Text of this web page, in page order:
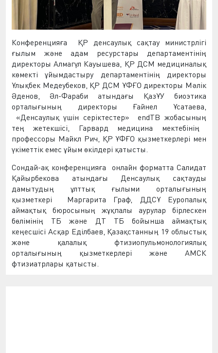
Конференцияға ҚР денсаулық сақтау министрлігі
ғылым және адам ресурстары департаментінің
директоры Алмагүл Кауышева, ҚР ДСМ медициналық
көмекті ұйымдастыру департаментінің директоры
Ұлықбек Медеубеков, ҚР ДСМ ҰФҒО директоры Мәлік
Әденов, Әл-Фараби атындағы ҚазҰУ биоэтика
орталығының директоры Ғайнел Ұсатаева,
«Денсаулық үшін серіктестер»
endTB жобасының
тең жетекшісі, Гарвард медицина мектебінің
профессоры Майкл Рич, ҚР ҰФҒО қызметкерлері мен
үкіметтік емес ұйым өкілдері қатысты.
Сондай-ақ конференцияға
онлайн форматта Салидат
Қайырбекова атындағы Денсаулық сақтауды
дамытудың ұлттық ғылыми орталығының
қызметкері
Маргарита Граф, ДДСҰ Еуропалық
аймақтық бюросының жұқпалы аурулар бірлескен
бөлімінің ТБ және ДТ ТБ бойынша аймақтық
кеңесшісі Асқар Еділбаев, Қазақстанның 19 облыстық
және қалалық фтизиопульмонологиялық
орталығының қызметкерлері және АМСК
фтизиатрлары қатысты.